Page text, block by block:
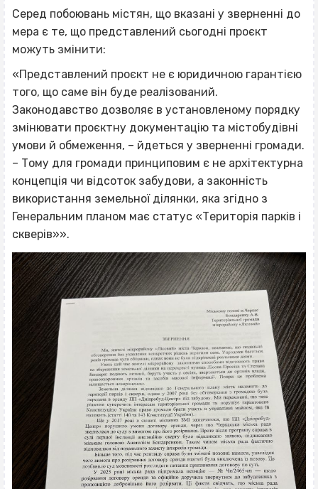
Серед побоювань містян, що вказані у зверненні до
мера є те, що представлений сьогодні проєкт
можуть змінити:
«Представлений проєкт не є юридичною гарантією
того, що саме він буде реалізований.
Законодавство дозволяє в установленому порядку
змінювати проєктну документацію та містобудівні
умови й обмеження, – йдеться у зверненні громади.
– Тому для громади принциповим є не архітектурна
концепція чи відсоток забудови, а законність
використання земельної ділянки, яка згідно з
Генеральним планом має статус «Територія парків і
скверів»».